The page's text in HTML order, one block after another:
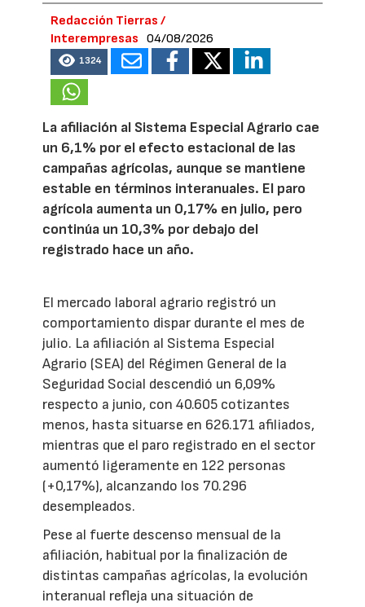
Redacción Tierras /
Interempresas
04/08/2026
1324
La afiliación al Sistema Especial Agrario cae
un 6,1% por el efecto estacional de las
campañas agrícolas, aunque se mantiene
estable en términos interanuales. El paro
agrícola aumenta un 0,17% en julio, pero
continúa un 10,3% por debajo del
registrado hace un año.
El mercado laboral agrario registró un
comportamiento dispar durante el mes de
julio. La afiliación al Sistema Especial
Agrario (SEA) del Régimen General de la
Seguridad Social descendió un 6,09%
respecto a junio, con 40.605 cotizantes
menos, hasta situarse en 626.171 afiliados,
mientras que el paro registrado en el sector
aumentó ligeramente en 122 personas
(+0,17%), alcanzando los 70.296
desempleados.
Pese al fuerte descenso mensual de la
afiliación, habitual por la finalización de
distintas campañas agrícolas, la evolución
interanual refleja una situación de